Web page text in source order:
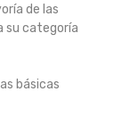
de las
su categoría
básicas